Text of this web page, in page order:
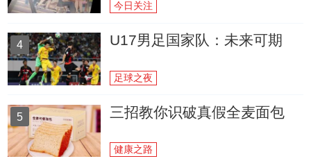
今日关注
4 U17男足国家队：未来可期
足球之夜
5 三招教你识破真假全麦面包
健康之路